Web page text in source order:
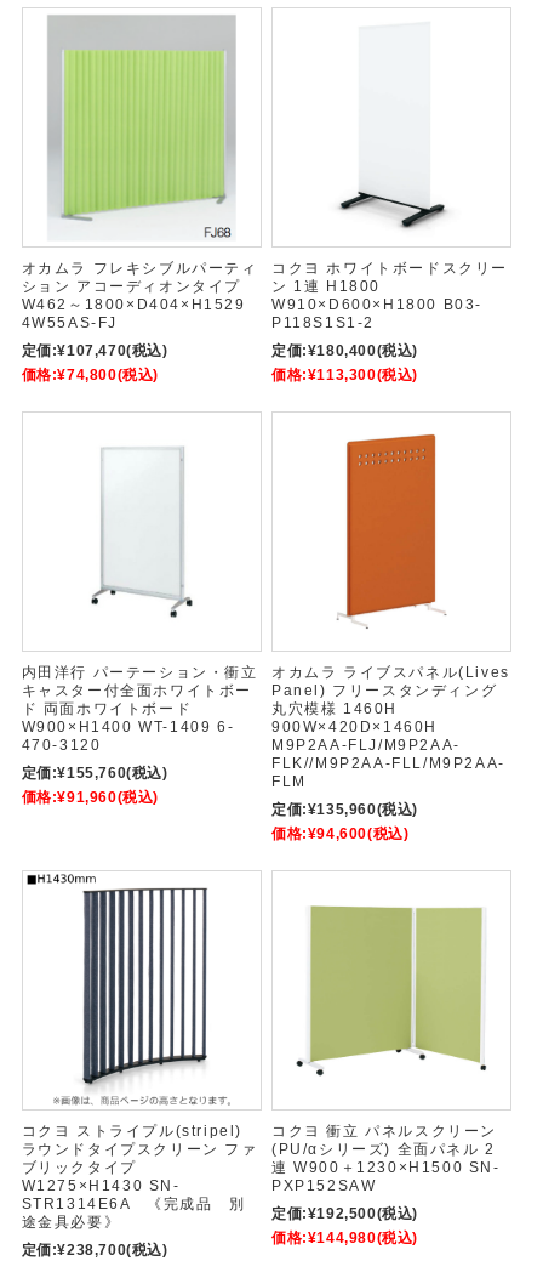
オカムラ フレキシブルパーティ
ション アコーディオンタイプ
W462～1800×D404×H1529
4W55AS-FJ
定価:¥107,470(税込)
価格:¥74,800(税込)
コクヨ ホワイトボードスクリー
ン 1連 H1800
W910×D600×H1800 B03-
P118S1S1-2
定価:¥180,400(税込)
価格:¥113,300(税込)
内田洋行 パーテーション・衝立
キャスター付全面ホワイトボー
ド 両面ホワイトボード
W900×H1400 WT-1409 6-
470-3120
定価:¥155,760(税込)
価格:¥91,960(税込)
オカムラ ライブスパネル(Lives
Panel) フリースタンディング
丸穴模様 1460H
900W×420D×1460H
M9P2AA-FLJ/M9P2AA-
FLK//M9P2AA-FLL/M9P2AA-
FLM
定価:¥135,960(税込)
価格:¥94,600(税込)
コクヨ ストライプル(stripel)
ラウンドタイプスクリーン ファ
ブリックタイプ
W1275×H1430 SN-
STR1314E6A 《完成品 別
途金具必要》
定価:¥238,700(税込)
コクヨ 衝立 パネルスクリーン
(PU/αシリーズ) 全面パネル 2
連 W900＋1230×H1500 SN-
PXP152SAW
定価:¥192,500(税込)
価格:¥144,980(税込)